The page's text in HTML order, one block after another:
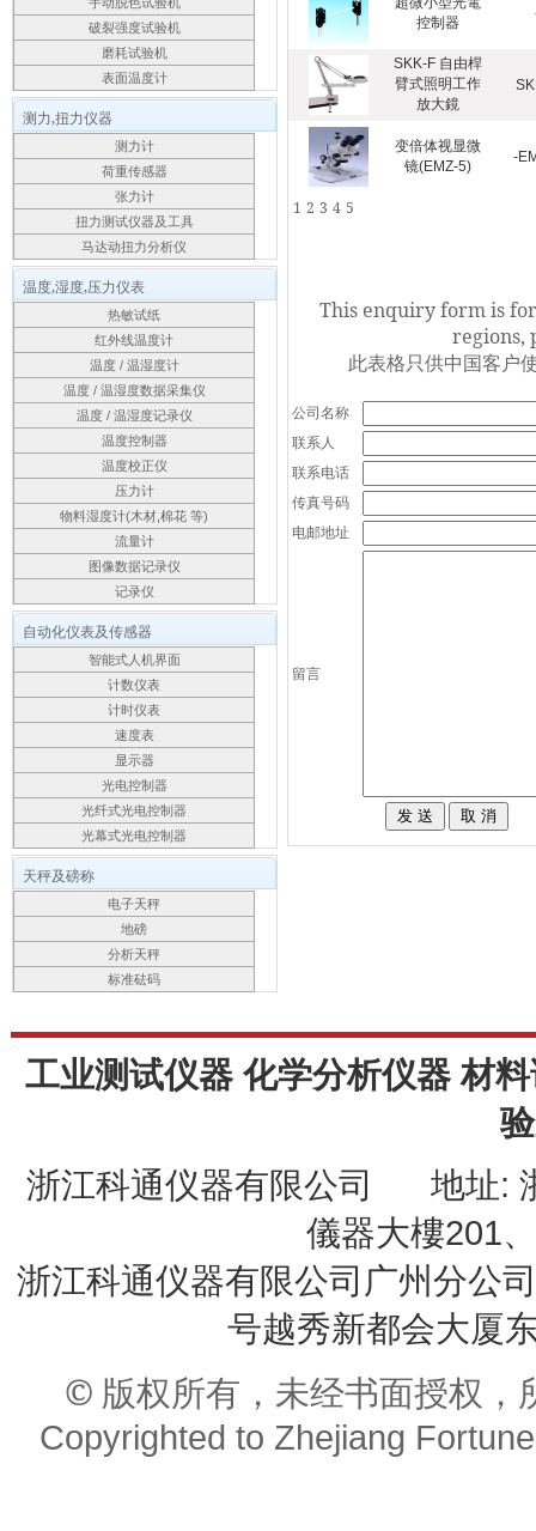
破裂强度试验机
磨耗试验机
表面温度计
测力,扭力仪器
测力计
荷重传感器
张力计
扭力测试仪器及工具
马达动扭力分析仪
温度,湿度,压力仪表
热敏试纸
红外线温度计
温度 / 温湿度计
温度 / 温湿度数据采集仪
温度 / 温湿度记录仪
温度控制器
温度校正仪
压力计
物料湿度计(木材,棉花 等)
流量计
图像数据记录仪
记录仪
自动化仪表及传感器
智能式人机界面
计数仪表
计时仪表
速度表
显示器
光电控制器
光纤式光电控制器
光幕式光电控制器
天秤及磅称
电子天秤
地磅
分析天秤
标准砝码
控制器
SKK-F 自由桿
臂式照明工作
放大鏡
变倍体视显微
镜(EMZ-5)
-
1 2 3 4 5
This enquiry form is
regions,
此表格只供中国客户
公司名称
联系人
联系电话
传真号码
电邮地址
留言
工业测试仪器 化学分析仪器 材
浙江科通仪器有限公司 地址:
儀器大樓201
浙江科通仪器有限公司广州分
号越秀新都会大厦
© 版权所有，未经书面授权，
Copyrighted to Zhejiang